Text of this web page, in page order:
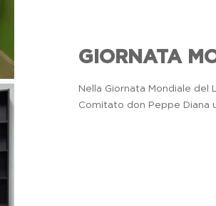
...decisero che
messaggio,
l'impegnoeil
sacrificiodi
Giuseppe
GIORNATA
Nella Giornata Mondiale
Comitato don Peppe Diana